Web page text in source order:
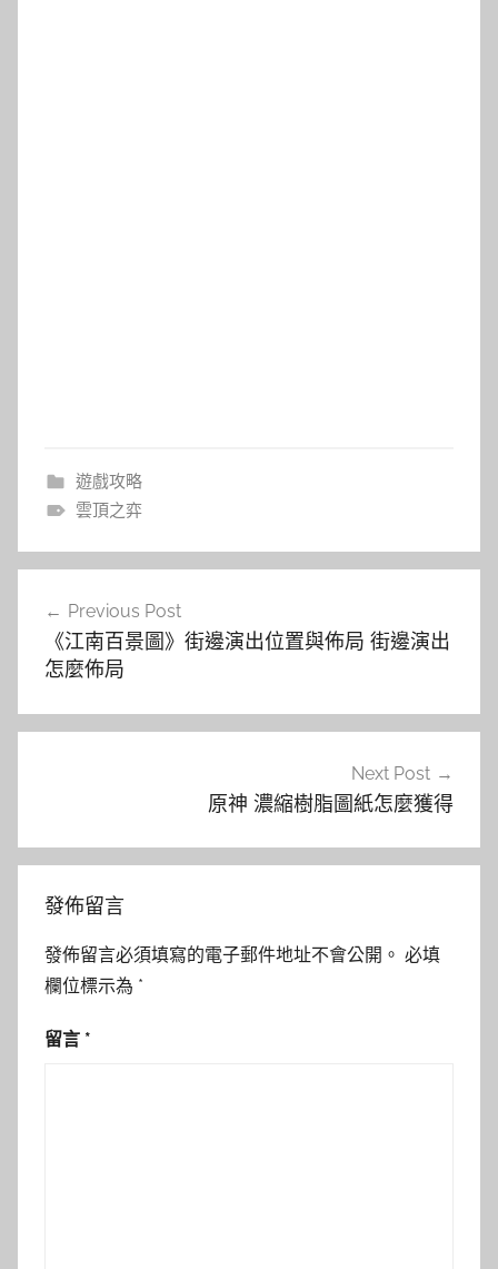
遊戲攻略
雲頂之弈
覽
Previous Post
《江南百景圖》街邊演出位置與佈局 街邊演出
怎麼佈局
Next Post
原神 濃縮樹脂圖紙怎麼獲得
發佈留言
發佈留言必須填寫的電子郵件地址不會公開。 必填
欄位標示為 *
留言 *